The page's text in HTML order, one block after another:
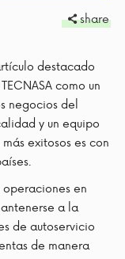
share
destacado
como un
negocios del
y un equipo
exitosos es con
operaciones en
a la
de autoservicio
de manera